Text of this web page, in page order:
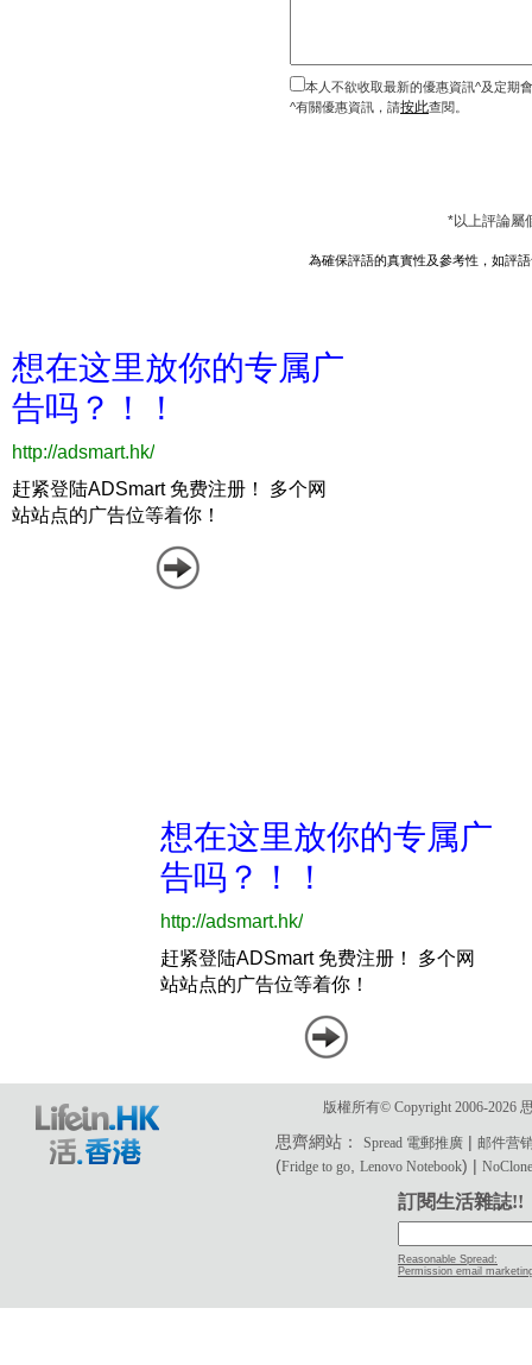
本人不欲收取最新的優惠資訊^及定期
^有關優惠資訊，請按此查閱。
*以上評論屬
為確保評語的真實性及參考性，如評
版權所有© Copyright 2006-2026
思齊網站：Spread 電郵推廣 |邮件营
(Fridge to go ,Lenovo Notebook) |